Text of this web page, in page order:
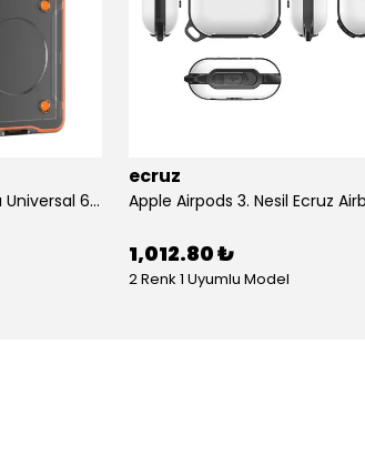
Anti-Knock Airbag Tasarımlı Universal 6.9"inç Su Geçirmez Ecruz Voter Kapak
ecruz
1,012.80 ₺
2 Renk 1 Uyumlu Model